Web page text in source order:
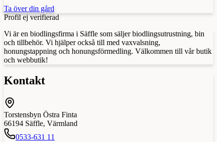
Ta över din gård
Profil ej verifierad
Vi är en biodlingsfirma i Säffle som säljer biodlingsutrustning, bin
och tillbehör. Vi hjälper också till med vaxvalsning,
honungstappning och honungsförmedling. Välkommen till vår butik
och webbutik!
Kontakt
Torstensbyn Östra Finta
66194 Säffle, Värmland
0533-631 11